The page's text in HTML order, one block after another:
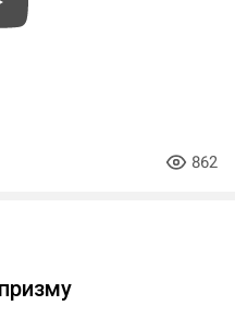
862